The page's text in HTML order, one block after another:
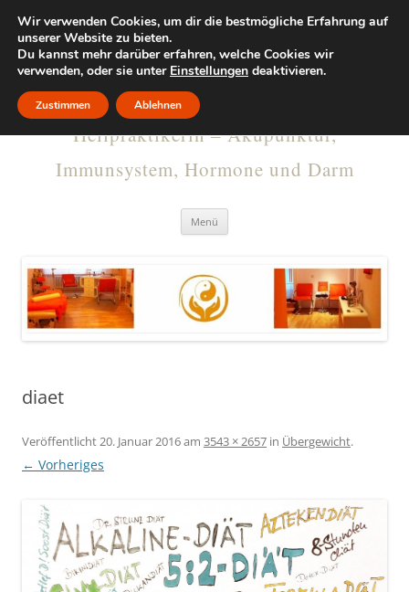
KRISTINA
RUMMELSBURG
Heilpraktikerin – Akupunktur,
Immunsystem, Hormone und Darm
Menü
diaet
Veröffentlicht20. Januar 2016am 3543 × 2657 in Übergewicht.
← Vorheriges
Wir verwenden Cookies, um dir die bestmögliche Erfahrung auf
unserer Website zu bieten.
Du kannst mehr darüber erfahren, welche Cookies wir
verwenden, oder sie unter Einstellungen deaktivieren.
Zustimmen Ablehnen